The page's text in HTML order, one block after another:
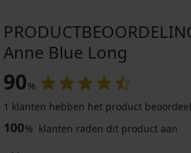
Anne Blue Long
90%
1 klanten hebben het product
100% klanten raden dit product aan